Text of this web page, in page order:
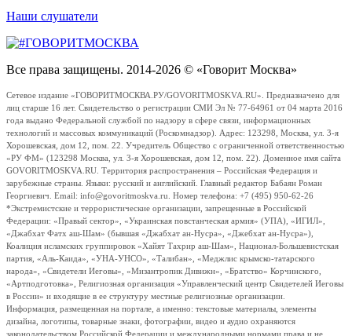
Наши слушатели
Все права защищены. 2014-2026 © «Говорит Москва»
Сетевое издание «ГОВОРИТМОСКВА.РУ/GOVORITMOSKVA.RU». Предназначено для
лиц старше 16 лет. Свидетельство о регистрации СМИ Эл № 77-64961 от 04 марта 2016
года выдано Федеральной службой по надзору в сфере связи, информационных
технологий и массовых коммуникаций (Роскомнадзор). Адрес: 123298, Москва, ул. 3-я
Хорошевская, дом 12, пом. 22. Учредитель Общество с ограниченной ответственностью
«РУ ФМ» (123298 Москва, ул. 3-я Хорошевская, дом 12, пом. 22). Доменное имя сайта
GOVORITMOSKVA.RU. Территория распространения – Российская Федерация и
зарубежные страны. Языки: русский и английский. Главный редактор Бабаян Роман
Георгиевич. Email: info@govoritmoskva.ru. Номер телефона: +7 (495) 950-62-26
*Экстремистские и террористические организации, запрещенные в Российской
Федерации: «Правый сектор», «Украинская повстанческая армия» (УПА), «ИГИЛ»,
«Джабхат Фатх аш-Шам» (бывшая «Джабхат ан-Нусра», «Джебхат ан-Нусра»),
Коалиция исламских группировок «Хайят Тахрир аш-Шам», Национал-Большевистская
партия, «Аль-Каида», «УНА-УНСО», «Талибан», «Меджлис крымско-татарского
народа», «Свидетели Иеговы», «Мизантропик Дивижн», «Братство» Корчинского,
«Артподготовка», Религиозная организация «Управленческий центр Свидетелей Иеговы
в России» и входящие в ее структуру местные религиозные организации.
Информация, размещенная на портале, а именно: текстовые материалы, элементы
дизайна, логотипы, товарные знаки, фотографии, видео и аудио охраняются
законодательством Российской Федерации и международными нормами права и не